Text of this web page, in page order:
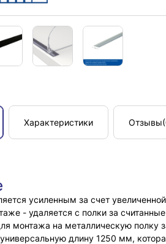
Характеристики Отзывы
усиленным за счет
- удаляется с полки за
монтажа на металлическую полку
длину 1250 мм,